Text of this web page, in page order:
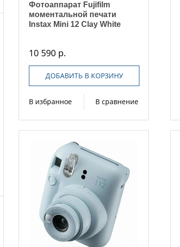
Фотоаппарат Fujifilm
моментальной печати
Instax Mini 12 Clay White
10 590 р.
ДОБАВИТЬ В КОРЗИНУ
В избранное В сравнение